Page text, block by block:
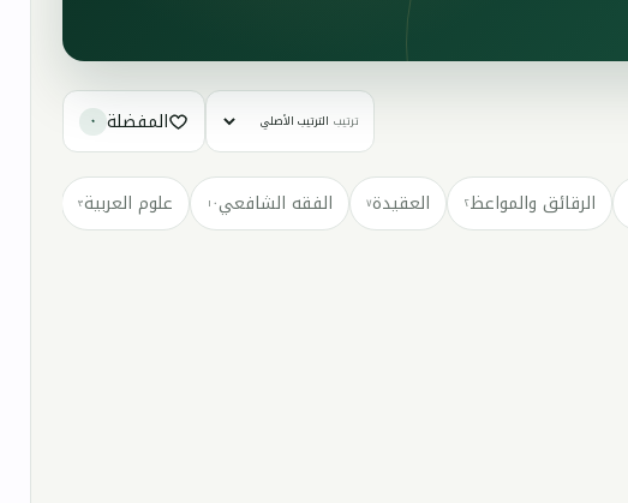
ترتيب المفضلة ٠
الرقائق والمواعظ٢ العقيدة٧ الفقه الشافعي١٠ علوم العربية٣